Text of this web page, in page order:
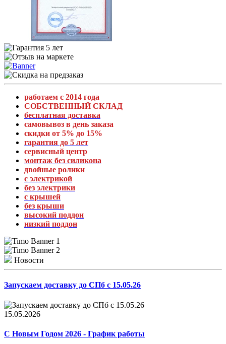
работаем с 2014 года
СОБСТВЕННЫЙ СКЛАД
бесплатная доставка
самовывоз в день заказа
скидки от 5% до 15%
гарантия до 5 лет
сервисный центр
монтаж без силикона
двойные ролики
с электрикой
без электрики
с крышей
без крыши
высокий поддон
низкий поддон
Новости
Запускаем доставку до СПб с 15.05.26
15.05.2026
С Новым Годом 2026 - График работы